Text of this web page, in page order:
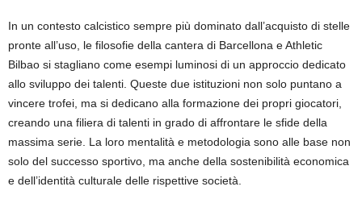
In un contesto calcistico sempre più dominato dall’acquisto di stelle
pronte all’uso, le filosofie della cantera di Barcellona e Athletic
Bilbao si stagliano come esempi luminosi di un approccio dedicato
allo sviluppo dei talenti. Queste due istituzioni non solo puntano a
vincere trofei, ma si dedicano alla formazione dei propri giocatori,
creando una filiera di talenti in grado di affrontare le sfide della
massima serie. La loro mentalità e metodologia sono alle base non
solo del successo sportivo, ma anche della sostenibilità economica
e dell’identità culturale delle rispettive società.